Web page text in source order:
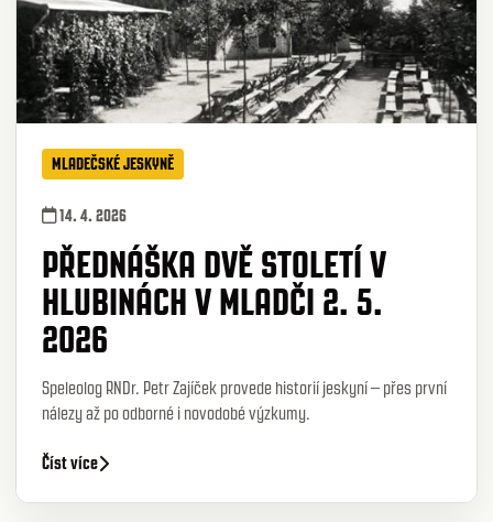
MLADEČSKÉ JESKYNĚ
14. 4. 2026
PŘEDNÁŠKA DVĚ STOLETÍ V
HLUBINÁCH V MLADČI 2. 5.
2026
Speleolog RNDr. Petr Zajíček provede historií jeskyní – přes první
nálezy až po odborné i novodobé výzkumy.
Číst více